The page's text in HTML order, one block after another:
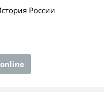
России